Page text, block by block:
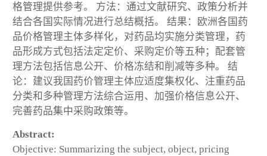
格管理提供参考。 方法：通过文献研究、政策分析并
结合各国实际情况进行总结概括。 结果：欧洲各国药
品价格管理主体多样化，对药品均实施分类管理，药
品形成方式包括法定定价、采购定价等五种；配套管
理方法包括信息公开、价格冻结和削减等多种。 结
论：建议我国药价管理主体应适度集权化、注重药品
分类和多种管理方法综合运用、加强价格信息公开、
完善药品集中采购政策等。
Abstract:
Objective: Summarizing the subject, object, pricing